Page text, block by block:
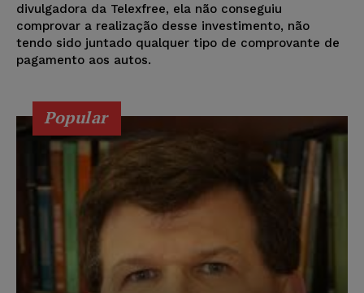
divulgadora da Telexfree, ela não conseguiu
comprovar a realização desse investimento, não
tendo sido juntado qualquer tipo de comprovante de
pagamento aos autos.
Popular